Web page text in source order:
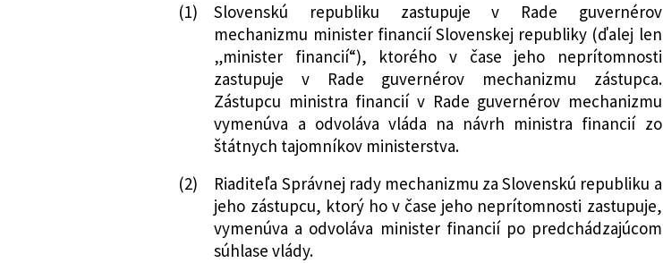
(1)
Slovenskú republiku zastupuje v Rade guvernérov
mechanizmu minister financií Slovenskej republiky (ďalej len
„minister financií“), ktorého v čase jeho neprítomnosti
zastupuje v Rade guvernérov mechanizmu zástupca.
Zástupcu ministra financií v Rade guvernérov mechanizmu
vymenúva a odvoláva vláda na návrh ministra financií zo
štátnych tajomníkov ministerstva.
(2)
Riaditeľa Správnej rady mechanizmu za Slovenskú republiku a
jeho zástupcu, ktorý ho v čase jeho neprítomnosti zastupuje,
vymenúva a odvoláva minister financií po predchádzajúcom
súhlase vlády.